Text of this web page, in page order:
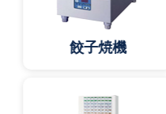
餃子焼機